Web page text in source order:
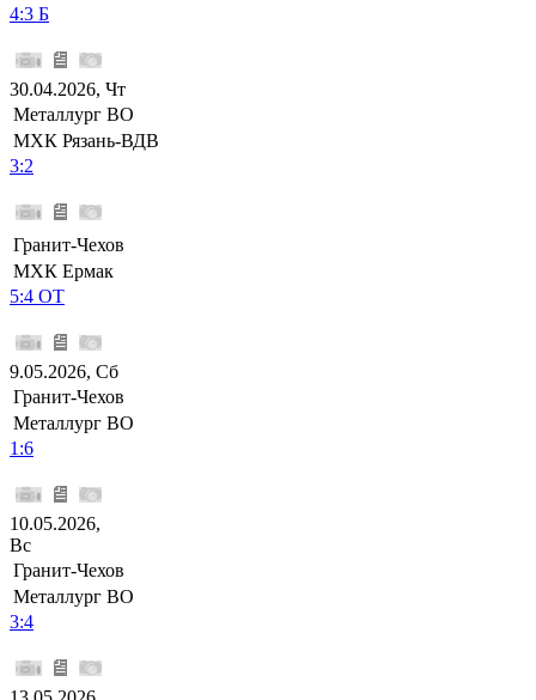
4:3 Б
30.04.2026, Чт
Металлург ВО
МХК Рязань-ВДВ
3:2
Гранит-Чехов
МХК Ермак
5:4 ОТ
9.05.2026, Сб
Гранит-Чехов
Металлург ВО
1:6
10.05.2026,
Вс
Гранит-Чехов
Металлург ВО
3:4